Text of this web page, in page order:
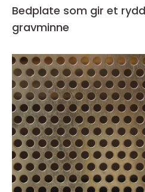
Bedplate som gir et
gravminne